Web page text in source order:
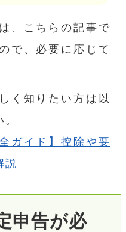
、こちらの記事で
で、必要に応じて
く知りたい方は以
ガイド】控除や要
説
申告が必